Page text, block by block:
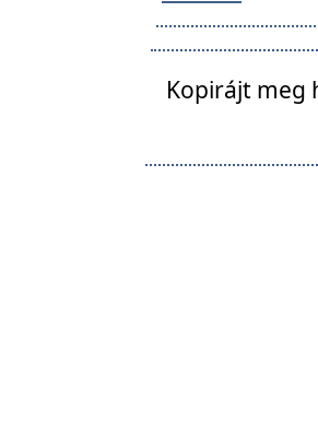
Kopirájt meg